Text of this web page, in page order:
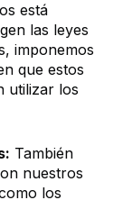
está
las leyes
imponemos
que estos
utilizar los
También
nuestros
los